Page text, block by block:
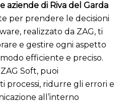
aziende di Riva del Garda
per prendere le decisioni
realizzato da ZAG, ti
e gestire ogni aspetto
efficiente e preciso.
Soft, puoi
processi, ridurre gli errori e
all’interno